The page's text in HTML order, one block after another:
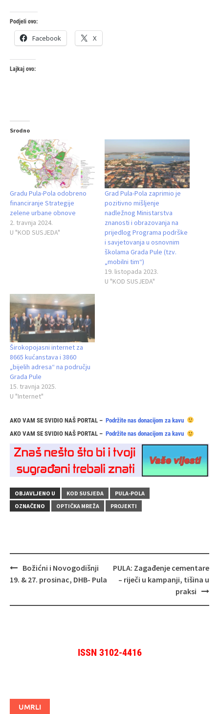
Podjeli ovo:
Facebook X
Lajkaj ovo:
Srodno
Gradu Pula-Pola odobreno
financiranje Strategije
zelene urbane obnove
2. travnja 2024.
U "KOD SUSJEDA"
Grad Pula-Pola zaprimio je
pozitivno mišljenje
nadležnog Ministarstva
znanosti i obrazovanja na
prijedlog Programa podrške
i savjetovanja u osnovnim
školama Grada Pule (tzv.
„mobilni tim“)
19. listopada 2023.
U "KOD SUSJEDA"
Širokopojasni internet za
8665 kućanstava i 3860
„bijelih adresa“ na području
Grada Pule
15. travnja 2025.
U "Internet"
AKO VAM SE SVIDIO NAŠ PORTAL – Podržite nas donacijom za kavu
AKO VAM SE SVIDIO NAŠ PORTAL – Podržite nas donacijom za kavu
OBJAVLJENO U KOD SUSJEDA
PULA-POLA
OZNAČENO
OPTIČKA MREŽA PROJEKTI
Navigacija
objava
Božićni i Novogodišnji
19. & 27. prosinac, DHB- Pula
PULA: Zagađenje cementare
– riječi u kampanji, tišina u
praksi
ISSN 3102-4416
UMRLI